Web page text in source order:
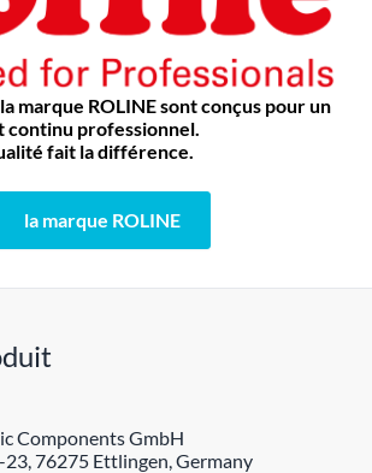
marque ROLINE sont conçus pour un
professionnel.
fait la différence.
la marque ROLINE
Components GmbH
76275 Ettlingen, Germany